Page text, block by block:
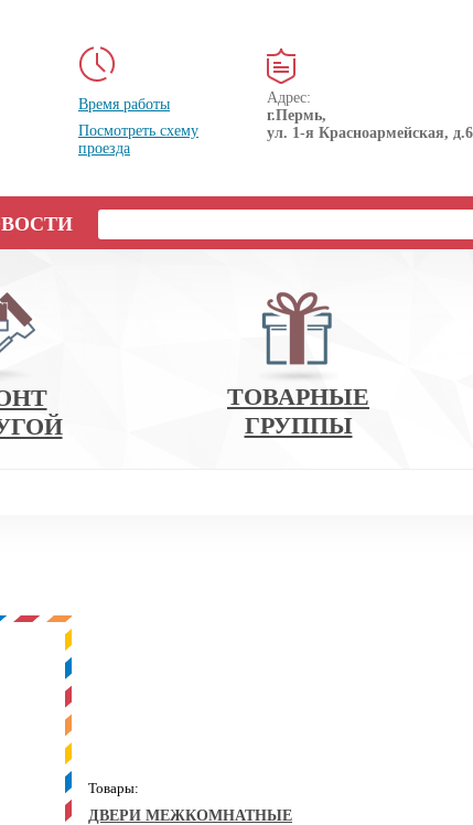
Время работы
Посмотреть схему
проезда
Адрес:
г.Пермь,
ул. 1-я Красноармейская, д.6
ТОВАРНЫЕ
ГРУППЫ
Товары:
ДВЕРИ МЕЖКОМНАТНЫЕ